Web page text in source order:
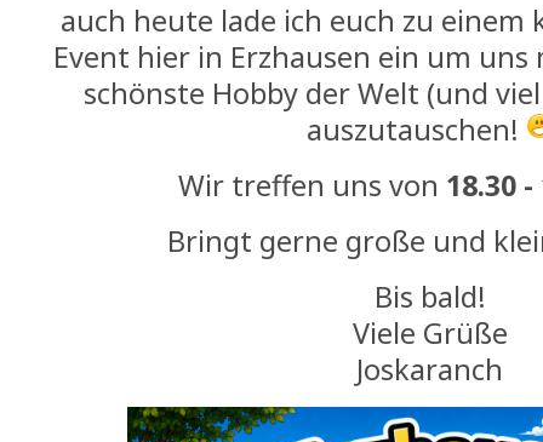
auch heute lade ich euch zu einem
Event hier in Erzhausen ein um uns
schönste Hobby der Welt (und
auszutauschen!
Wir treffen uns von 18.30
Bringt gerne große und
Bis bald!
Viele Grüße
Joskaranch